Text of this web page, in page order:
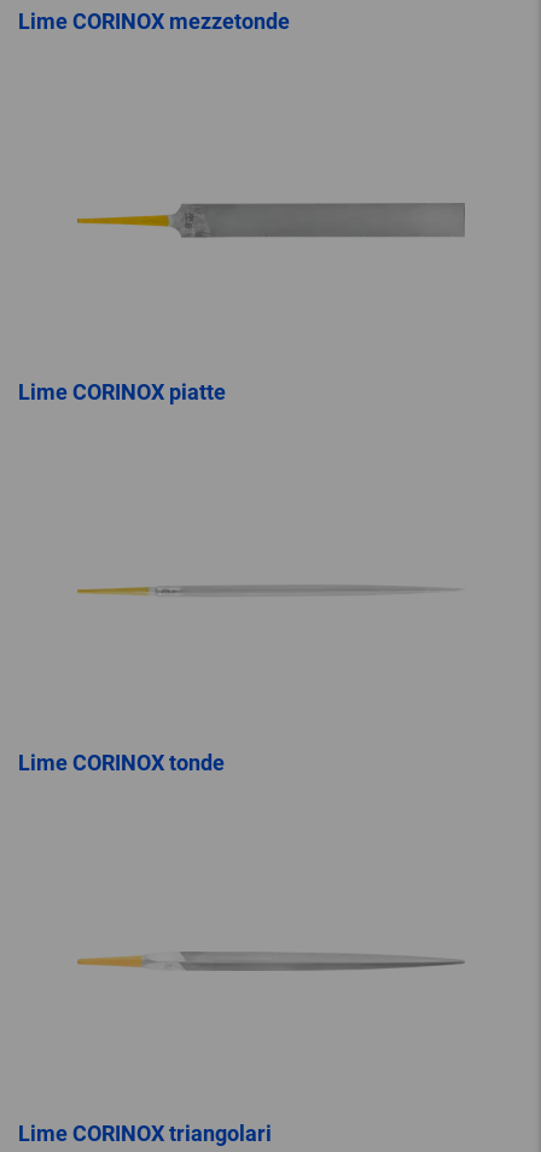
Lime CORINOX mezzetonde
Lime CORINOX piatte
Lime CORINOX tonde
Lime CORINOX triangolari